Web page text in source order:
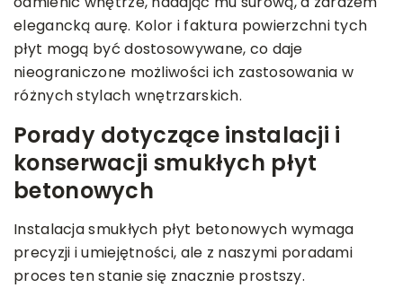
elegancką aurę. Kolor i faktura powierzchni tych
płyt mogą być dostosowywane, co daje
nieograniczone możliwości ich zastosowania w
różnych stylach wnętrzarskich.
Porady dotyczące instalacji i
konserwacji smukłych płyt
betonowych
Instalacja smukłych płyt betonowych wymaga
precyzji i umiejętności, ale z naszymi poradami
proces ten stanie się znacznie prostszy.